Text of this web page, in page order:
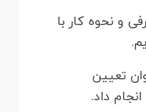
و نحوه کار با
تعیین
داد.